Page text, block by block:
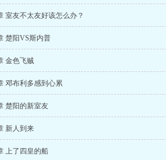
室友不太友好该怎么办？
楚阳VS斯内普
金色飞贼
邓布利多感到心累
楚阳的新室友
新人到来
上了四皇的船